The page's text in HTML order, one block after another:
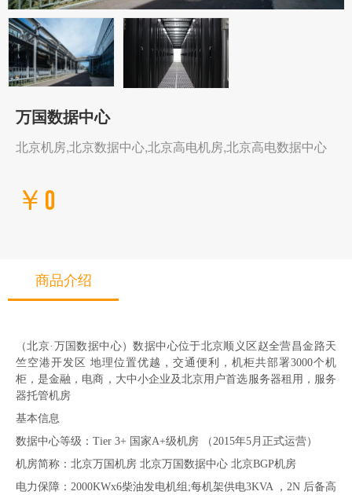
万国数据中心
北京机房,北京数据中心,北京高电机房,北京高电数据中心
￥0
商品介绍
（北京·万国数据中心）数据中心位于北京顺义区赵全营昌金路天
竺空港开发区 地理位置优越，交通便利，机柜共部署3000个机
柜，是金融，电商，大中小企业及北京用户首选服务器租用，服务
器托管机房
基本信息
数据中心等级：Tier 3+ 国家A+级机房 （2015年5月正式运营）
机房简称：北京万国机房 北京万国数据中心 北京BGP机房
电力保障：2000KWx6柴油发电机组;每机架供电3KVA ，2N 后备高